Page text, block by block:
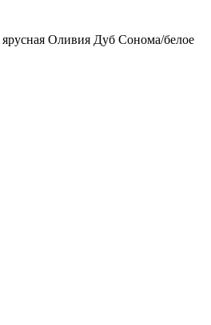
Оливия Дуб Сонома/белое